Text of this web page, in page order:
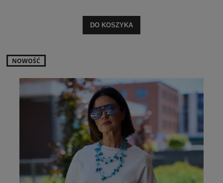
DO KOSZYKA
NOWOŚĆ